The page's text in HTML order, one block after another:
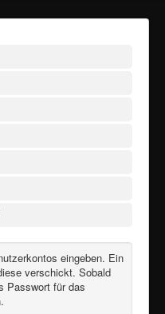
eingeben. Ein
verschickt. Sobald
Passwort für das